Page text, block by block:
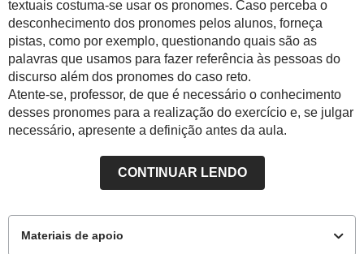
textuais costuma-se usar os pronomes. Caso perceba o
desconhecimento dos pronomes pelos alunos, forneça
pistas, como por exemplo, questionando quais são as
palavras que usamos para fazer referência às pessoas do
discurso além dos pronomes do caso reto.
Atente-se, professor, de que é necessário o conhecimento
desses pronomes para a realização do exercício e, se julgar
necessário, apresente a definição antes da aula.
CONTINUAR LENDO
Materiais de apoio